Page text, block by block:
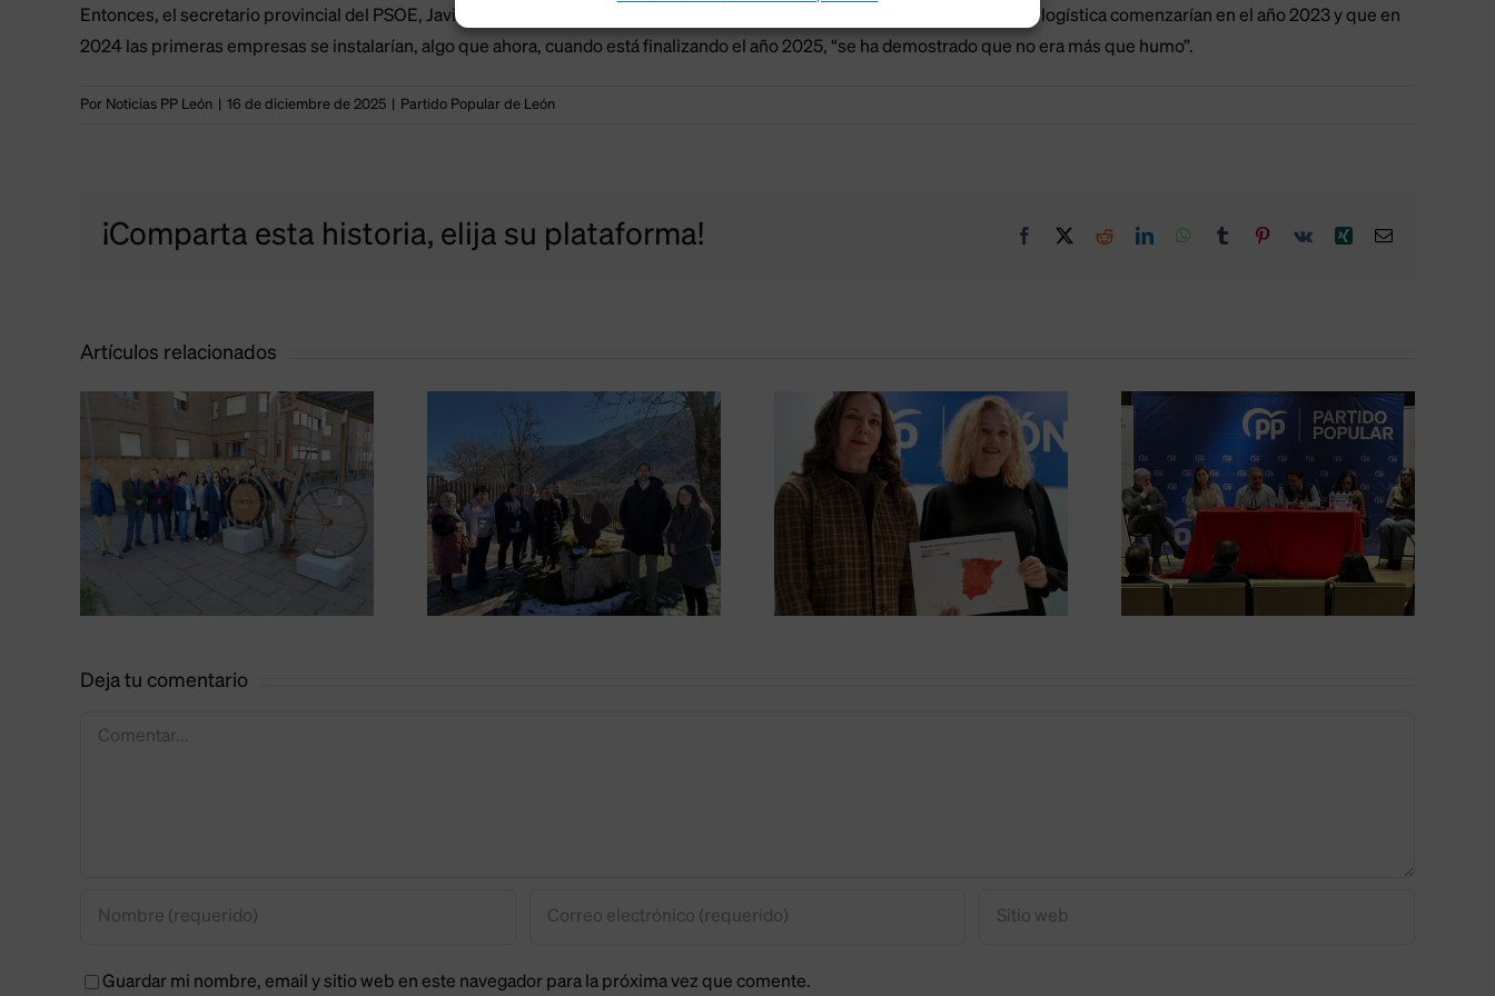
Entonces, el secretario provincial del PSOE, Javier Alfonso Cendón, abundó que las obras de urbanización de la plataforma logística comenzarían en el año 2023 y que en
2024 las primeras empresas se instalarían, algo que ahora, cuando está finalizando el año 2025, “se ha demostrado que no era más que humo”.
Por Noticias PP León 16 de diciembre de 2025 Partido Popular de León
¡Comparta esta historia, elija su plataforma! Facebook RedditLinkedInWhatsApp
Tumblr Pinterest
Vk Xing Correo
Artículos relacionados
El PP propone un
nuevo polígono
en Villablino
para atraer
empresas
El PP exige al
Gobierno un
refuerzo de las
redes eléctricas
El PP propone
potenciar la FP
en Astorga con
grados en
logística y
Más de 3
millones para
impulsar el
turismo en la
comarca de
Deja tu comentario
Comentar
Guardar mi nombre, email y sitio web en este navegador para la próxima vez que comente.